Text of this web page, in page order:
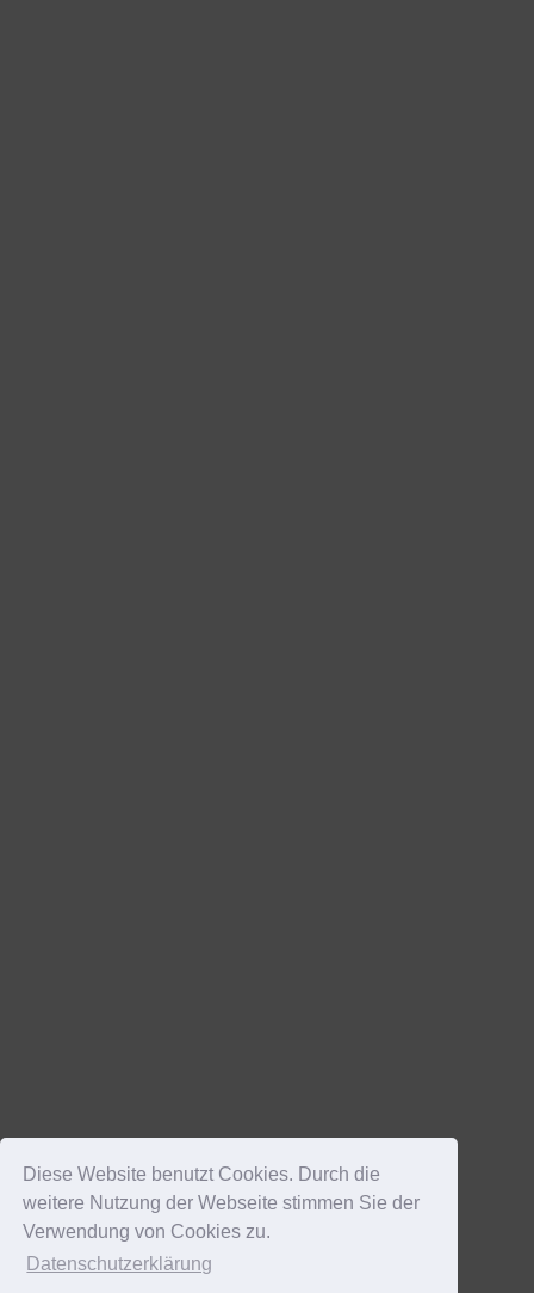
Diese Website benutzt Cookies. Durch die
weitere Nutzung der Webseite stimmen Sie der
Verwendung von Cookies zu.
Datenschutzerklärung